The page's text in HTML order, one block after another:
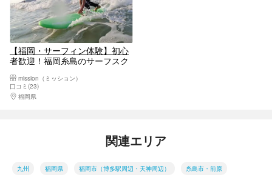
【福岡・サーフィン体験】初心
者歓迎！福岡糸島のサーフスク
mission（ミッション）
口コミ(23)
福岡県
関連エリア
九州 福岡県 福岡市（博多駅周辺・天神周辺） 糸島市・前原